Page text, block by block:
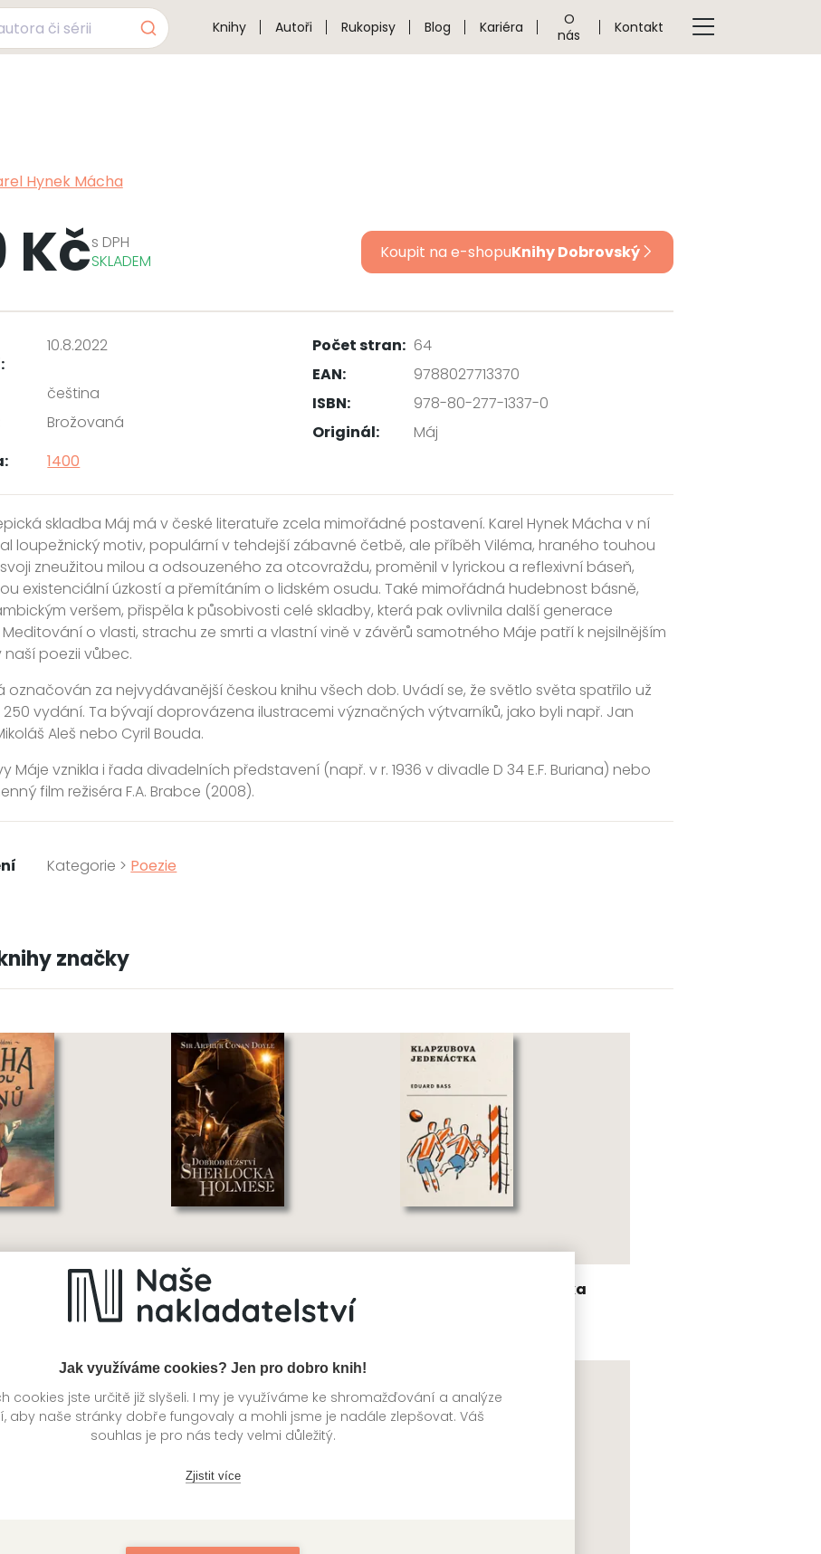
Jak využíváme cookies? Jen pro dobro knih!
cookies jste určitě již slyšeli. I my je využíváme ke shromažďování a analýze
aby naše stránky dobře fungovaly a mohli jsme je nadále zlepšovat. Váš
souhlas je pro nás tedy velmi důležitý.
Zjistit více
Knihy Autoři Rukopisy Blog Kariéra
O
nás
Kontakt
Hynek Mácha
Kčs DPH
SKLADEM
Koupit na e-shopuKnihy Dobrovský
10.8.2022
čeština
Brožovaná
Počet stran: 64
EAN:
9788027713370
ISBN:
978-80-277-1337-0
Originál:
Máj
1400
skladba Máj má v české literatuře zcela mimořádné postavení. Karel Hynek Mácha v ní
loupežnický motiv, populární v tehdejší zábavné četbě, ale příběh Viléma, hraného touhou
zneužitou milou a odsouzeného za otcovraždu, proměnil v lyrickou a reflexivní báseň,
existenciální úzkostí a přemítáním o lidském osudu. Také mimořádná hudebnost básně,
veršem, přispěla k působivosti celé skladby, která pak ovlivnila další generace
Meditování o vlasti, strachu ze smrti a vlastní vině v závěrů samotného Máje patří k nejsilnějším
naší poezii vůbec.
označován za nejvydávanější českou knihu všech dob. Uvádí se, že světlo světa spatřilo už
vydání. Ta bývají doprovázena ilustracemi význačných výtvarníků, jako byli např. Jan
Aleš nebo Cyril Bouda.
Máje vznikla i řada divadelních představení (např. v r. 1936 v divadle D 34 E.F. Buriana) nebo
film režiséra F.A. Brabce (2008).
Kategorie > Poezie
značky
Dobrodružství Sherlocka
Holmese
Klapzubova jedenáctka